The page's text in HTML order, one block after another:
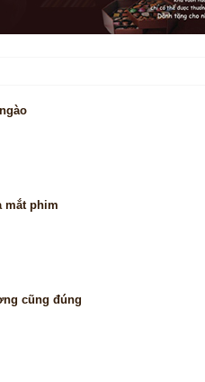
mắt phim
cũng đúng